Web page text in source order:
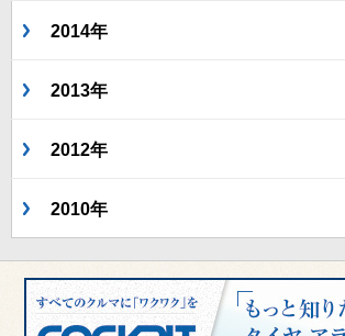
2014年
2013年
2012年
2010年